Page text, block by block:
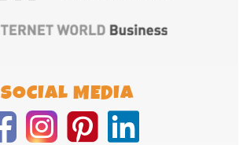
SOCIAL MEDIA